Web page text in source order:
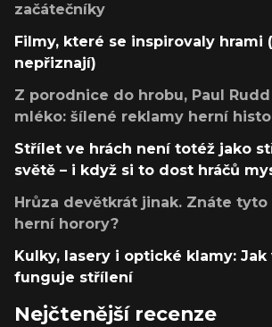
začátečníky
Filmy, které se inspirovaly hrami
nepřiznají)
Z porodnice do hrobu, Paul
mléko: šílené reklamy herní
Střílet ve hrách není totéž jako
světě – i když si to dost hráčů
Hrůza devětkrát jinak. Znáte
herní horory?
Kulky, lasery i optické klamy: Jak
funguje střílení
Nejčtenější recenze